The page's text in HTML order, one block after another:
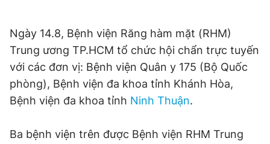
Tiện ích Bạn cần biết
Thông tin tòa soạn Liên hệ quảng cáo
Ngày 14.8, Bệnh viện Răng hàm mặt (RHM)
Trung ương TP.HCM tổ chức hội chẩn trực tuyến
với các đơn vị: Bệnh viện Quân y 175 (Bộ Quốc
phòng), Bệnh viện đa khoa tỉnh Khánh Hòa,
Bệnh viện đa khoa tỉnh Ninh Thuận.
Ba bệnh viện trên được Bệnh viện RHM Trung